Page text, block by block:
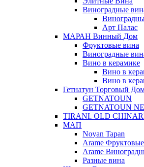
Виноградные
Арт Палас
МАРАН Винный Дом
Фруктовые вина
Виноградные
Вино в керамике
Вино в
Вино в
Гетнатун Торговый
GETNATOUN
GETNATOUN
TIRANI. OLD
МАП
Noyan Tapan
Arame
Arame
Разные вина